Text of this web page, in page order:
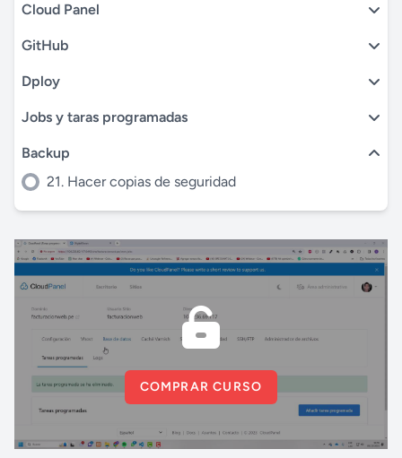
COMPRAR CURSO
Cloud Panel
GitHub
Dploy
Jobs y taras programadas
Backup
21. Hacer copias de seguridad